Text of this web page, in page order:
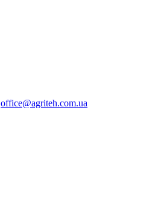
office@agriteh.com.ua